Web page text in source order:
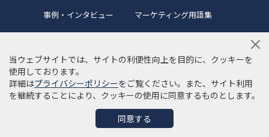
事例・インタビュー マーケティング用語集
当サイトについて 編集ポリシー
サイトマップ
利用規約
個人情報保護方針
©Copyright 2022 SYNCAD .All Rights Reserved.
当ウェブサイトでは、サイトの利便性向上を目的に、クッキーを
使用しております。
詳細はプライバシーポリシーをご覧ください。また、サイト利用
を継続することにより、クッキーの使用に同意するものとします。
同意する